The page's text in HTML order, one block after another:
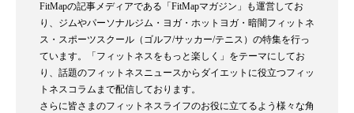
FitMapの記事メディアである「FitMapマガジン」も運営してお
り、ジムやパーソナルジム・ヨガ・ホットヨガ・暗闇フィットネ
ス・スポーツスクール（ゴルフ/サッカー/テニス）の特集を行っ
ています。「フィットネスをもっと楽しく」をテーマにしてお
り、話題のフィットネスニュースからダイエットに役立つフィッ
トネスコラムまで配信しております。
さらに皆さまのフィットネスライフのお役に立てるよう様々な角